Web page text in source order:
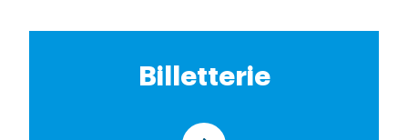
Billetterie